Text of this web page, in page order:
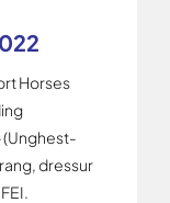
Horses
(Unghest-
dressur